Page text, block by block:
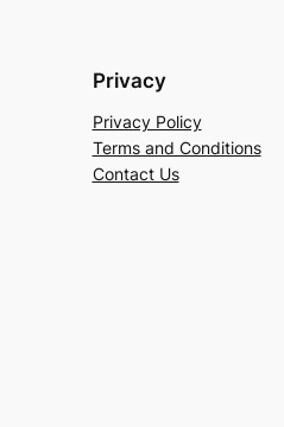
Privacy
Privacy Policy
Terms and Conditions
Contact Us